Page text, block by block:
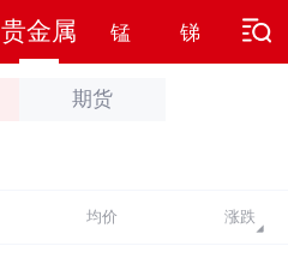
贵金属 锰 锑 钨
期货
均价 涨跌